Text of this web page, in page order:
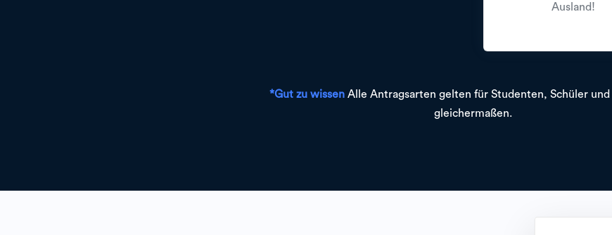
Ausland!
*Gut zu wissenAlle Antragsarten gelten für Studenten, Schüler und
gleichermaßen.